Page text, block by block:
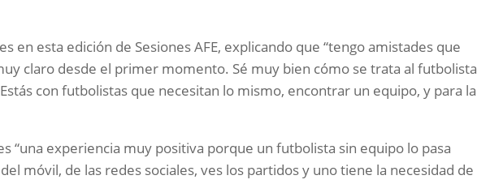
en esta edición de Sesiones AFE, explicando que “tengo amistades que
claro desde el primer momento. Sé muy bien cómo se trata al futbolista
con futbolistas que necesitan lo mismo, encontrar un equipo, y para la
“una experiencia muy positiva porque un futbolista sin equipo lo pasa
móvil, de las redes sociales, ves los partidos y uno tiene la necesidad de